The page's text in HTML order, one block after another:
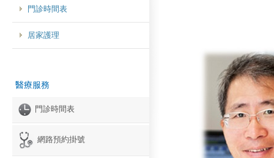
門診時間表
居家護理
醫療服務
門診時間表
網路預約掛號